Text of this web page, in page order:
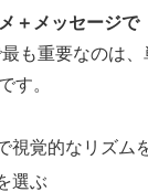
＋メッセージで
も重要なのは、
す。
視覚的なリズム
選ぶ